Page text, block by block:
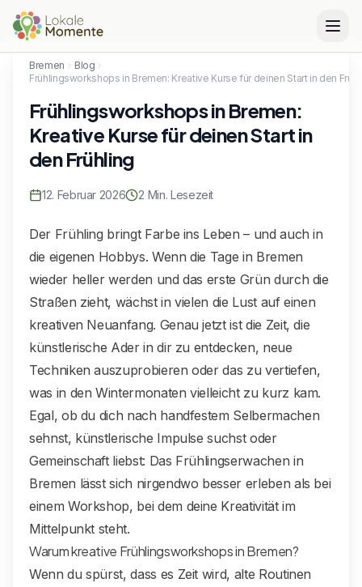
Bremen
Blog
Frühlingsworkshops in Bremen: Kreative Kurse für deinen Start in den
Frühlingsworkshops in Bremen:
Kreative Kurse für deinen Start in
den Frühling
12. Februar 2026 2 Min. Lesezeit
Der Frühling bringt Farbe ins Leben – und auch in
die eigenen Hobbys. Wenn die Tage in Bremen
wieder heller werden und das erste Grün durch die
Straßen zieht, wächst in vielen die Lust auf einen
kreativen Neuanfang. Genau jetzt ist die Zeit, die
künstlerische Ader in dir zu entdecken, neue
Techniken auszuprobieren oder das zu vertiefen,
was in den Wintermonaten vielleicht zu kurz kam.
Egal, ob du dich nach handfestem Selbermachen
sehnst, künstlerische Impulse suchst oder
Gemeinschaft liebst: Das Frühlingserwachen in
Bremen lässt sich nirgendwo besser erleben als bei
einem Workshop, bei dem deine Kreativität im
Mittelpunkt steht.
Warum kreative Frühlingsworkshops in Bremen?
Wenn du spürst, dass es Zeit wird, alte Routinen